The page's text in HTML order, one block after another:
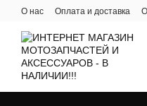
Перейти к основному
О нас Оплата и доставка